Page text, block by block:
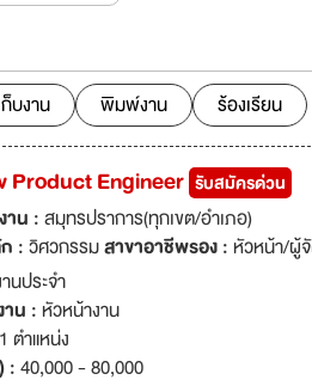
พนักงานประจำ พนักง
พนักงาน, การฝึกอบร
และการให้คำปรึกษา บ
Development และ
ก็บงาน พิมพ์งาน ร้องเรียน
Product Engineer รับสมัครด่วน
น :สมุทรปราการ(ทุกเขต/อำเภอ)
:วิศวกรรมสาขาอาชีพรอง :หัวหน้า/ผู้
นประจำ
น :หัวหน้างาน
1 ตำแหน่ง
:40,000 - 80,000